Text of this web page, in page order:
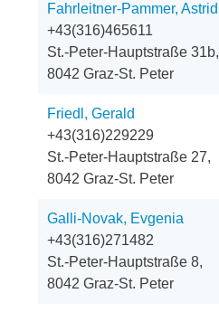
Fahrleitner-Pammer, Astrid
+43(316)465611
St.-Peter-Hauptstraße 31b,
8042 Graz-St. Peter
Friedl, Gerald
+43(316)229229
St.-Peter-Hauptstraße 27,
8042 Graz-St. Peter
Galli-Novak, Evgenia
+43(316)271482
St.-Peter-Hauptstraße 8,
8042 Graz-St. Peter